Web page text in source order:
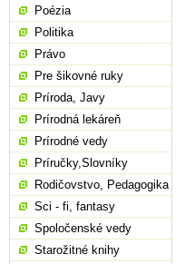
Poézia
Politika
Právo
Pre šikovné ruky
Príroda, Javy
Prírodná lekáreň
Prírodné vedy
Príručky,Slovníky
Rodičovstvo, Pedagogika
Sci - fi, fantasy
Spoločenské vedy
Starožitné knihy